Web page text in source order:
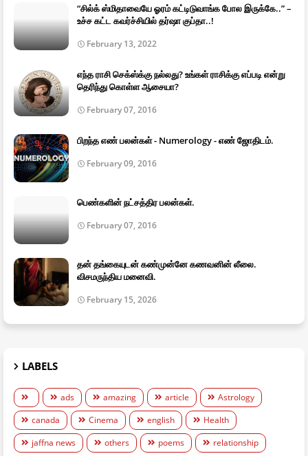
“சில்க் ஸ்மிதாவையே ஓரம் கட்டிடுவாங்க போல இருக்கே..” –
உச்ச கட்ட கவர்ச்சியில் தர்ஷா குப்தா..!
February 13, 2022
எந்த ராசி செக்ஸ்க்கு நல்லது? உங்கள் ராசிக்கு எப்படி என்று
தெரிந்து கொள்ள ஆசையா?
February 07, 2016
பிறந்த எண் பலன்கள் - Numerology - எண் ஜோதிடம்.
February 09, 2016
பெண்களின் நட்சத்திர பலன்கள்.
February 07, 2016
தன் தங்கையுடன் கண்முன்னே கணவனின் லீலை.
விசமருந்திய மனைவி.
February 15, 2026
LABELS
ads amazing article
Astrology
canada
Cinema english
Health
jaffna news
others poems relationship